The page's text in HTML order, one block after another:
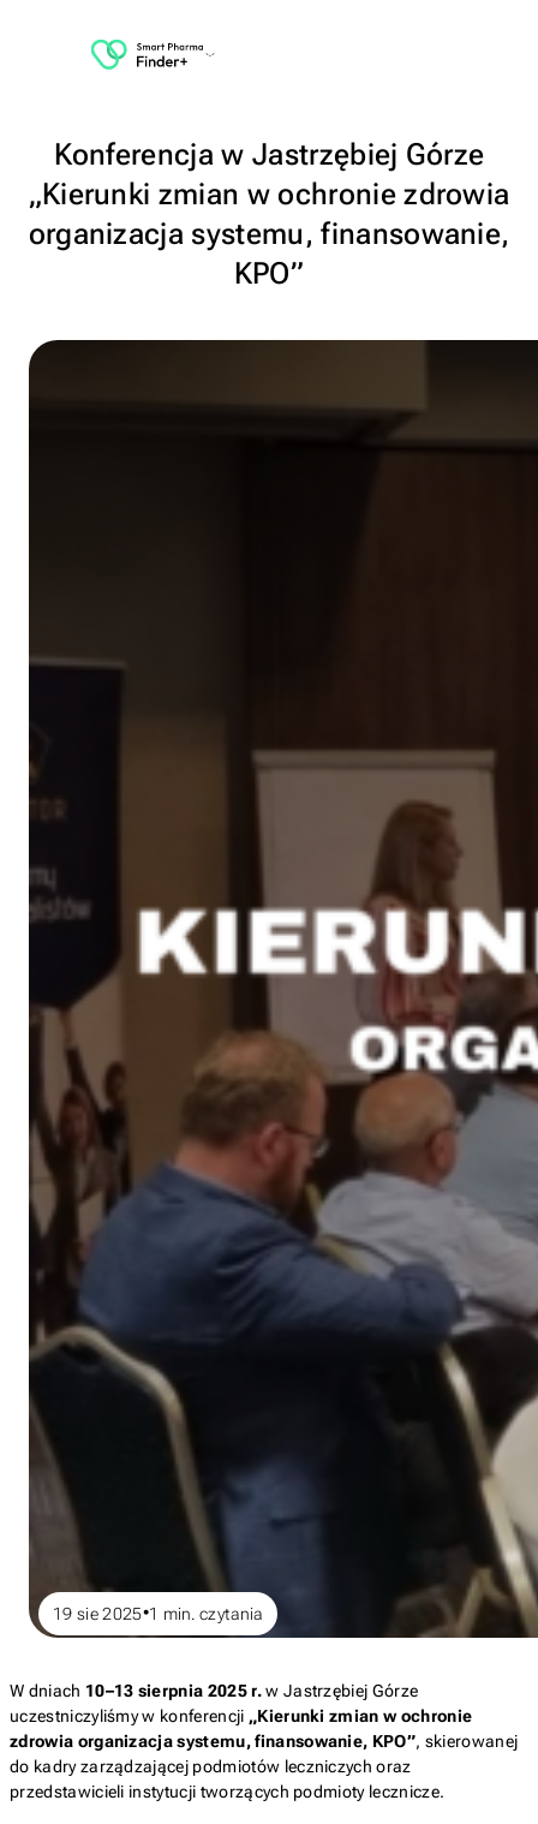
Konferencja w Jastrzębiej Górze
„Kierunki zmian w ochronie zdrowia
organizacja systemu, finansowanie,
KPO”
19 sie 2025 1 min. czytania
W dniach 10–13 sierpnia 2025 r.w Jastrzębiej Górze
uczestniczyliśmy w konferencji „Kierunki zmian w ochronie
zdrowia organizacja systemu, finansowanie, KPO”, skierowanej
do kadry zarządzającej podmiotów leczniczych oraz
przedstawicieli instytucji tworzących podmioty lecznicze.